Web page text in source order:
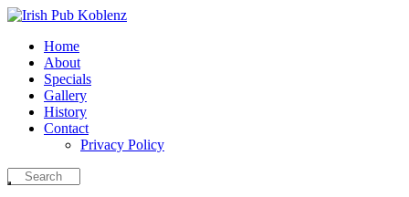
Home
About
Specials
Gallery
History
Contact
Privacy Policy